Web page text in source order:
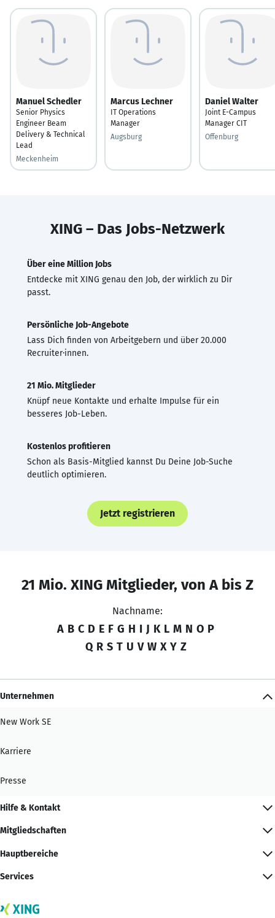
Manuel Schedler
Senior Physics
Engineer Beam
Delivery & Technical
Lead
Meckenheim
Marcus Lechner
IT Operations
Manager
Augsburg
Daniel Walter
Joint E-Campus
Manager CIT
Offenburg
XING – Das Jobs-Netzwerk
Über eine Million Jobs
Entdecke mit XING genau den Job, der wirklich zu Dir
passt.
Persönliche Job-Angebote
Lass Dich finden von Arbeitgebern und über 20.000
Recruiter·innen.
21 Mio. Mitglieder
Knüpf neue Kontakte und erhalte Impulse für ein
besseres Job-Leben.
Kostenlos profitieren
Schon als Basis-Mitglied kannst Du Deine Job-Suche
deutlich optimieren.
Jetzt registrieren
21 Mio. XING Mitglieder, von A bis Z
Nachname:
A B C D E F G H I J K L M N O P
Q R S T U V W X Y Z
Unternehmen
New Work SE
Karriere
Presse
Hilfe & Kontakt
Mitgliedschaften
Hauptbereiche
Services